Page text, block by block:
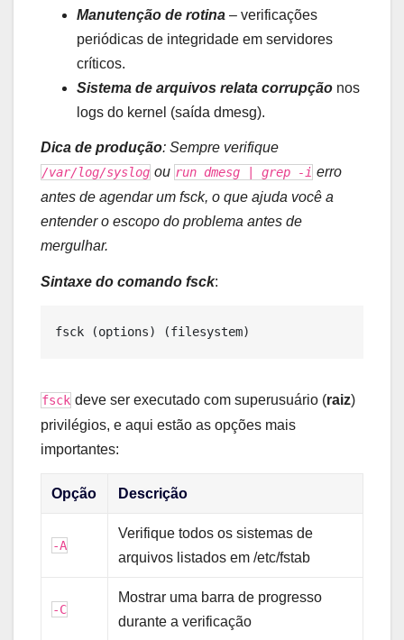
Manutenção de rotina – verificações
periódicas de integridade em servidores
críticos.
Sistema de arquivos relata corrupção nos
logs do kernel (saída dmesg).
Dica de produção: Sempre verifique
/var/log/syslog ou run dmesg | grep -i erro
antes de agendar um fsck, o que ajuda você a
entender o escopo do problema antes de
mergulhar.
Sintaxe do comando fsck:
fsck deve ser executado com superusuário (raiz)
privilégios, e aqui estão as opções mais
importantes:
Opção Descrição
-A
Verifique todos os sistemas de
arquivos listados em /etc/fstab
-C
Mostrar uma barra de progresso
durante a verificação